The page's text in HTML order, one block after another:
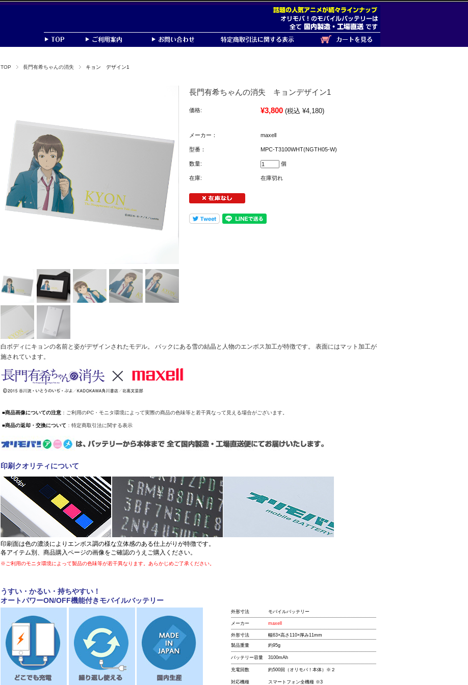
TOP 長門有希ちゃんの消失 キョン デザイン1
長門有希ちゃんの消失 キョンデザイン1
価格: ¥3,800 (税込 ¥4,180)
メーカー： maxell
型番： MPC-T3100WHT(NGTH05-W)
数量: 個
在庫: 在庫切れ
白ボディにキョンの名前と姿がデザインされたモデル。 バックにある雪の結晶と人物のエンボス加工が特徴です。 表面にはマット加工が
施されています。
■商品画像についての注意 ：ご利用のPC・モニタ環境によって実際の商品の色味等と若干異なって見える場合がございます。
■商品の返却・交換について ： 特定商取引法に関する表示